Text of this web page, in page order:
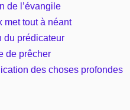
de l’évangile
met tout à néant
du prédicateur
de prêcher
des choses profondes